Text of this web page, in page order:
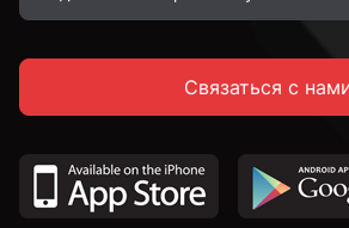
С тарельчатой головкой
С крестовой головкой
Связаться с